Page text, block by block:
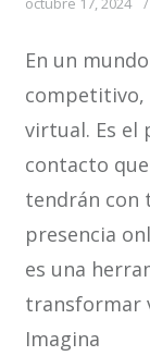
En un
competitivo,
virtual. Es el
contacto
tendrán con
presencia
es una
transformar
Imagina